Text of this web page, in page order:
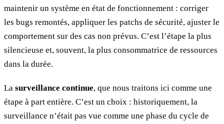
maintenir un système en état de fonctionnement : corriger
les bugs remontés, appliquer les patchs de sécurité, ajuster le
comportement sur des cas non prévus. C’est l’étape la plus
silencieuse et, souvent, la plus consommatrice de ressources
dans la durée.
La surveillance continue, que nous traitons ici comme une
étape à part entière. C’est un choix : historiquement, la
surveillance n’était pas vue comme une phase du cycle de